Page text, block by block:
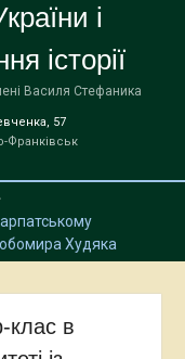
і
історії
Василя Стефаника
57
Франківськ
Худяка
клас в